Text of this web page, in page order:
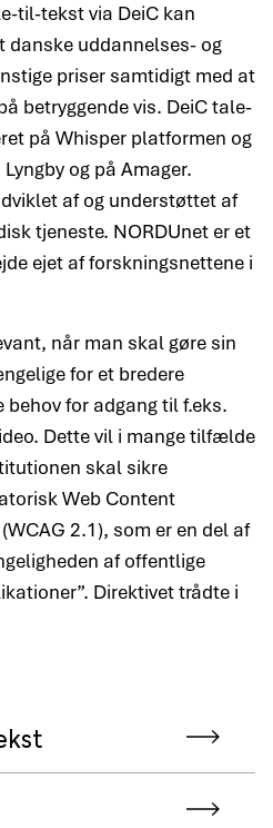
til-tekst via DeiC kan
uddannelses- og
priser samtidigt med at
betryggende vis. DeiC tale-
på Whisper platformen og
og på Amager.
af og understøttet af
tjeneste. NORDUnet er et
ejet af forskningsnettene i
når man skal gøre sin
for et bredere
for adgang til f.eks.
Dette vil i mange tilfælde
skal sikre
Web Content
2.1), som er en del af
af offentlige
Direktivet trådte i